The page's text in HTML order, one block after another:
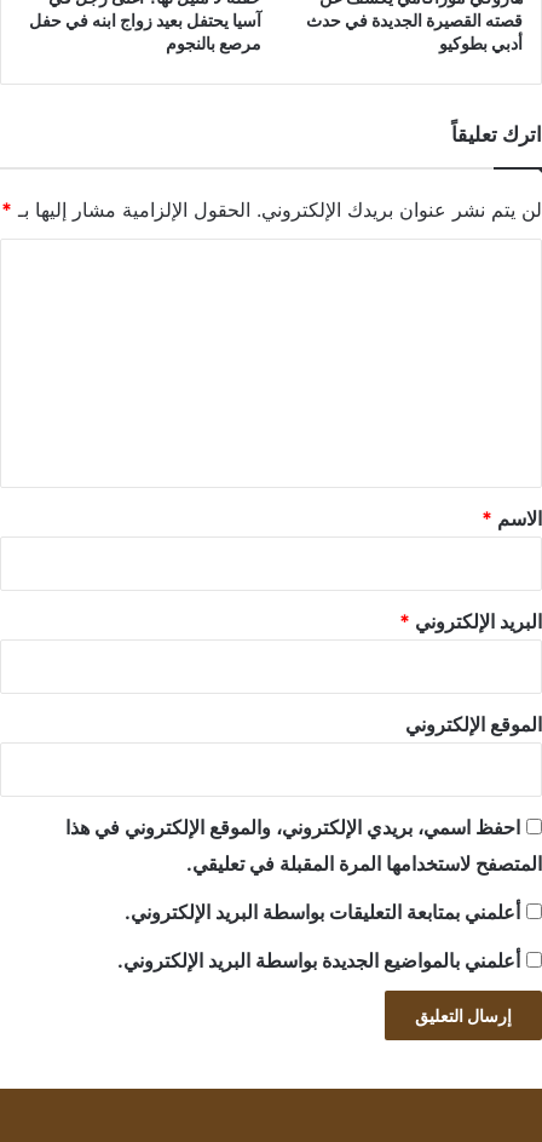
قصته القصيرة الجديدة في حدث
أدبي بطوكيو
آسيا يحتفل بعيد زواج ابنه في حفل
مرصع بالنجوم
اترك تعليقاً
لن يتم نشر عنوان بريدك الإلكتروني. الحقول الإلزامية مشار إليها بـ *
*
الاسم *
البريد الإلكتروني *
الموقع الإلكتروني
احفظ اسمي، بريدي الإلكتروني، والموقع الإلكتروني في هذا
المتصفح لاستخدامها المرة المقبلة في تعليقي.
أعلمني بمتابعة التعليقات بواسطة البريد الإلكتروني.
أعلمني بالمواضيع الجديدة بواسطة البريد الإلكتروني.